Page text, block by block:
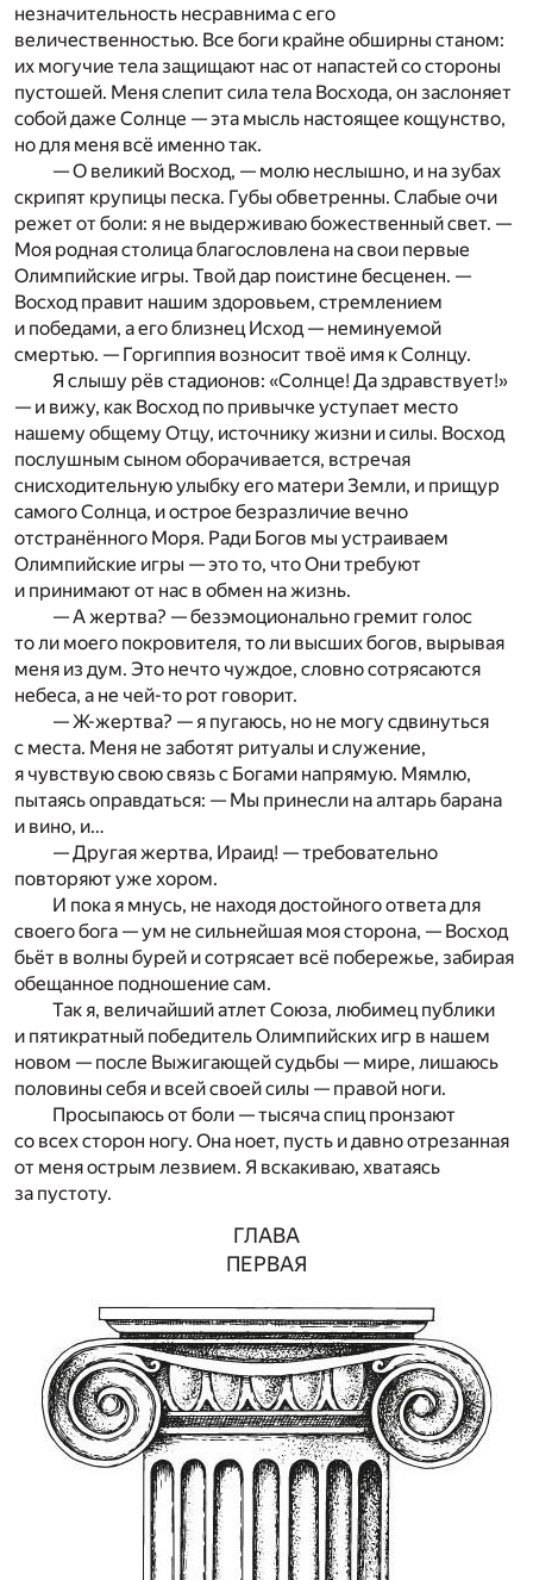
незначительность несравнима с его
величественностью. Все боги крайне обширны станом:
их могучие тела защищают нас от напастей со стороны
пустошей. Меня слепит сила тела Восхода, он заслоняет
собой даже Солнце — эта мысль настоящее кощунство,
но для меня всё именно так.
— О великий Восход, — молю неслышно, и на зубах
скрипят крупицы песка. Губы обветренны. Слабые очи
режет от боли: я не выдерживаю божественный свет. —
Моя родная столица благословлена на свои первые
Олимпийские игры. Твой дар поистине бесценен. —
Восход правит нашим здоровьем, стремлением
и победами, а его близнец Исход — неминуемой
смертью. — Горгиппия возносит твоё имя к Солнцу.
Я слышу рёв стадионов: «Солнце! Да здравствует!»
— и вижу, как Восход по привычке уступает место
нашему общему Отцу, источнику жизни и силы. Восход
послушным сыном оборачивается, встречая
снисходительную улыбку его матери Земли, и прищур
самого Солнца, и острое безразличие вечно
отстранённого Моря. Ради Богов мы устраиваем
Олимпийские игры — это то, что Они требуют
и принимают от нас в обмен на жизнь.
— А жертва? — безэмоционально гремит голос
то ли моего покровителя, то ли высших богов, вырывая
меня из дум. Это нечто чуждое, словно сотрясаются
небеса, а не чей-то рот говорит.
— Ж-жертва? — я пугаюсь, но не могу сдвинуться
с места. Меня не заботят ритуалы и служение,
я чувствую свою связь с Богами напрямую. Мямлю,
пытаясь оправдаться: — Мы принесли на алтарь барана
и вино, и…
— Другая жертва, Ираид! — требовательно
повторяют уже хором.
И пока я мнусь, не находя достойного ответа для
своего бога — ум не сильнейшая моя сторона, — Восход
бьёт в волны бурей и сотрясает всё побережье, забирая
обещанное подношение сам.
Так я, величайший атлет Союза, любимец публики
и пятикратный победитель Олимпийских игр в нашем
новом — после Выжигающей судьбы — мире, лишаюсь
половины себя и всей своей силы — правой ноги.
Просыпаюсь от боли — тысяча спиц пронзают
со всех сторон ногу. Она ноет, пусть и давно отрезанная
от меня острым лезвием. Я вскакиваю, хватаясь
за пустоту.
ГЛАВА
ПЕРВАЯ